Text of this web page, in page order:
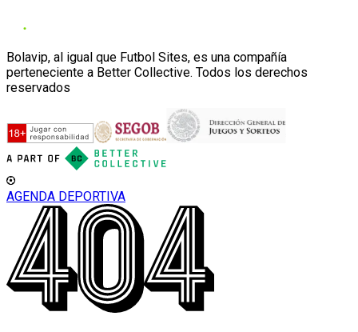
Bolavip, al igual que Futbol Sites, es una compañía
perteneciente a Better Collective. Todos los derechos
reservados
AGENDA DEPORTIVA